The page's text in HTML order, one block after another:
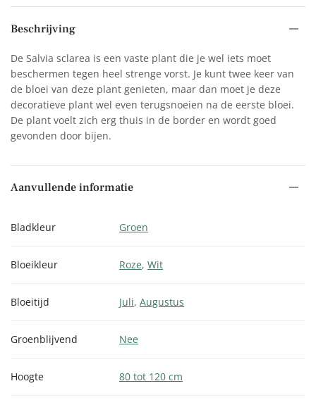
Beschrijving
De Salvia sclarea is een vaste plant die je wel iets moet
beschermen tegen heel strenge vorst. Je kunt twee keer van
de bloei van deze plant genieten, maar dan moet je deze
decoratieve plant wel even terugsnoeien na de eerste bloei.
De plant voelt zich erg thuis in de border en wordt goed
gevonden door bijen.
Aanvullende informatie
Bladkleur Groen
Bloeikleur Roze,Wit
Bloeitijd Juli,Augustus
Groenblijvend Nee
Hoogte 80 tot 120 cm